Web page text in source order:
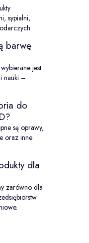
sypialni,
barwę
jest
nauki –
do
są oprawy,
oraz inne
dla
zarówno dla